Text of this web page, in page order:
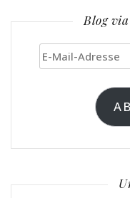
Blog
E-
Mail-